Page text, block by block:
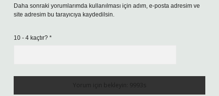
Daha sonraki yorumlarımda kullanılması için adım, e-posta adresim ve
site adresim bu tarayıcıya kaydedilsin.
10 - 4 kaçtır? *